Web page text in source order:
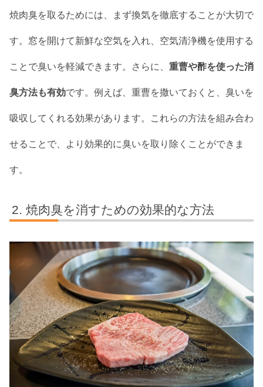
焼肉臭を取るためには、まず換気を徹底することが大切で
す。窓を開けて新鮮な空気を入れ、空気清浄機を使用する
ことで臭いを軽減できます。さらに、 重曹や酢を使った消
臭方法も有効です。例えば、重曹を撒いておくと、臭いを
吸収してくれる効果があります。これらの方法を組み合わ
せることで、より効果的に臭いを取り除くことができま
す。
焼肉臭を消すための効果的な方法